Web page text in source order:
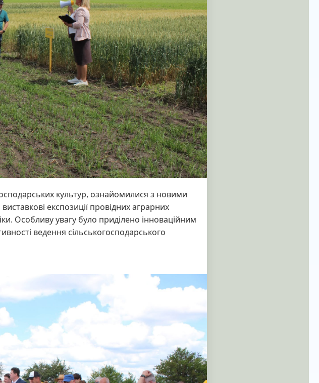
культур, ознайомилися з новими
експозиції провідних аграрних
Особливу увагу було приділено інноваційним
ведення сільськогосподарського